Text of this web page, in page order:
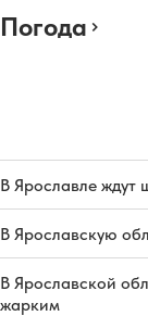
Погода
В Ярославле ждут
В Ярославскую
В Ярославской
жарким